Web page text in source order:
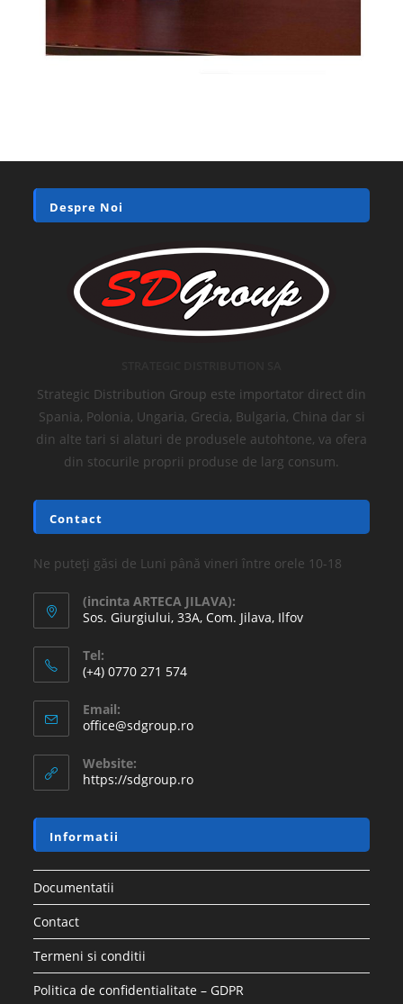
Despre Noi
Strategic Distribution Group este importator direct din
Spania, Polonia, Ungaria, Grecia, Bulgaria, China dar si
din alte tari si alaturi de produsele autohtone, va ofera
din stocurile proprii produse de larg consum.
Contact
Ne puteți găsi de Luni până vineri între orele 10-18
(incinta ARTECA JILAVA):
Sos. Giurgiului, 33A, Com. Jilava, Ilfov
Tel:
(+4) 0770 271 574
Email:
office@sdgroup.ro
Website:
https://sdgroup.ro
Informatii
Documentatii
Contact
Termeni si conditii
Politica de confidentialitate – GDPR